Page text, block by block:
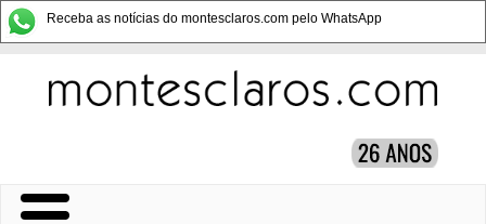
Receba as notícias do montesclaros.com pelo WhatsApp